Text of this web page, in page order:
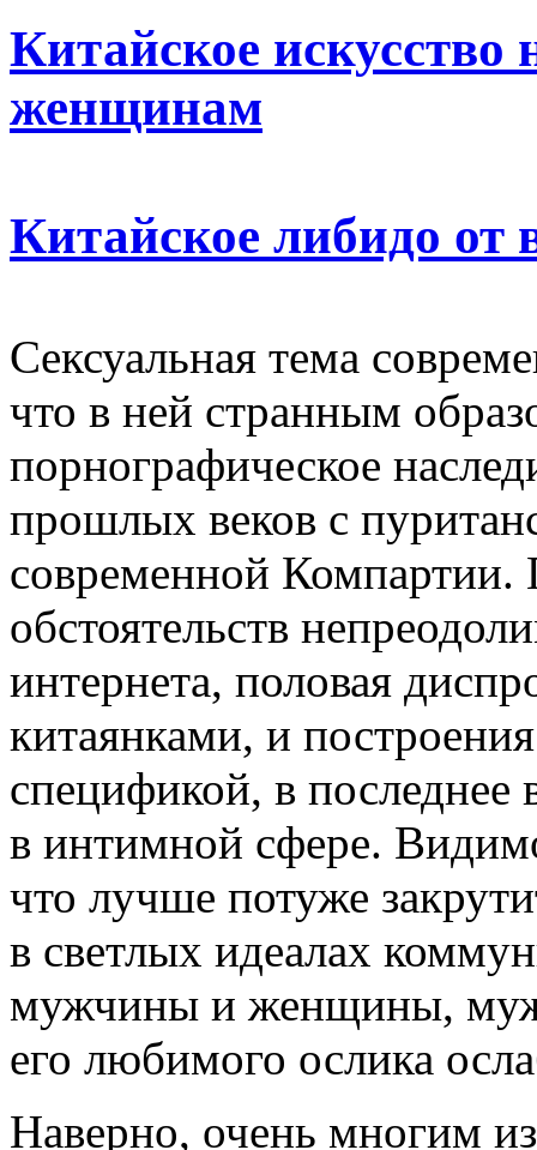
Китайское
женщинам
Китайское либидо от
Сексуальная тема
что в ней странным
порнографическое
прошлых веков с
современной Компартии.
обстоятельств
интернета, половая
китаянками, и
спецификой, в последнее
в интимной сфере.
что лучше потуже
в светлых идеалах
мужчины и женщины,
его любимого ослика
Наверно, очень многим